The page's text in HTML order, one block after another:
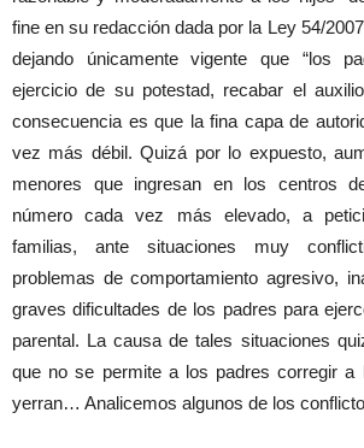
fine en su redacción dada por la Ley 54/
dejando únicamente vigente que “los
ejercicio de su potestad, recabar el
consecuencia es que la fina capa de
vez más débil. Quizá por lo expuesto,
menores que ingresan en los centros
número cada vez más elevado, a
familias, ante situaciones muy
problemas de comportamiento agresivo,
graves dificultades de los padres para
parental. La causa de tales situaciones
que no se permite a los padres corregir a
yerran… Analicemos algunos de los